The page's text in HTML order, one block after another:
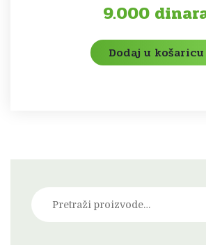
9.000
Dodaj u košaricu